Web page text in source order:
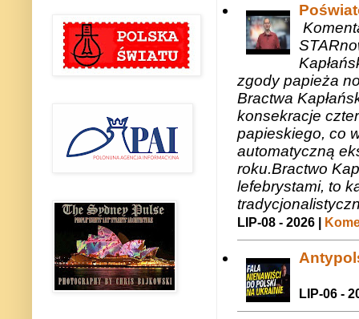
zgody papieża
Bractwa
konsekracje
papieskiego, co
automatyczną
roku.Bractwo
lefebrystami, to
LIP-08 - 2026 |
LIP-06 -